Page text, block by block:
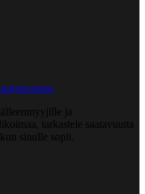
ja
tarkastele saatavuutta
sinulle sopii.